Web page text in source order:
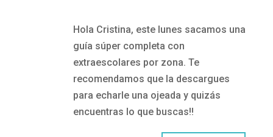
Hola Cristina, este lunes sacamos una
guía súper completa con
extraescolares por zona. Te
recomendamos que la descargues
para echarle una ojeada y quizás
encuentras lo que buscas!!